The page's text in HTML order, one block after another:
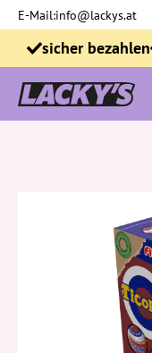
Zum
Inhalt
springen
E-Mail:info@lackys.at
sicher bezahlen